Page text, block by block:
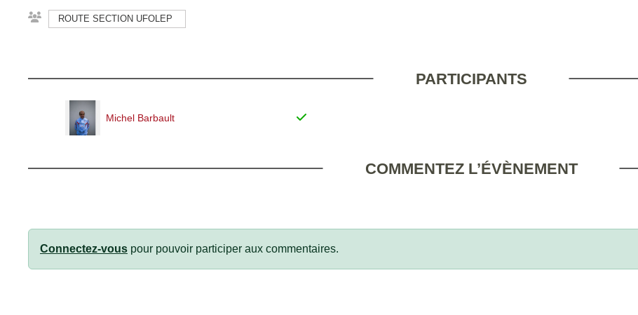
ROUTE SECTION UFOLEP
PARTICIPANTS
Michel Barbault
COMMENTEZ L’ÉVÈNEMENT
Connectez-vous pour pouvoir participer aux commentaires.